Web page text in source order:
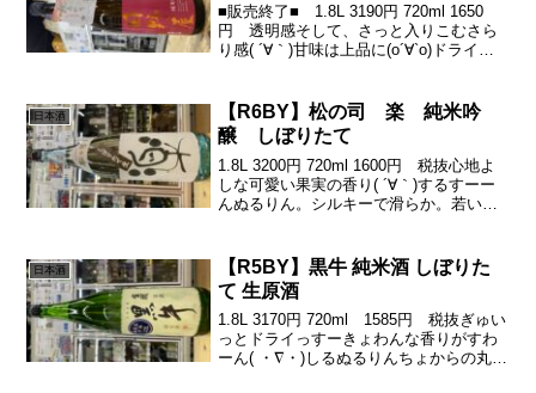
■販売終了■ 1.8L 3190円 720ml 1650
円 透明感そして、さっと入りこむさら
り感( ´∀｀)甘味は上品に(о´∀`о)ドライに
屋』グラスに注ぐ...
日本酒
【R6BY】松の司 楽 純米吟
醸 しぼりたて
1.8L 3200円 720ml 1600円 税抜心地よ
しな可愛い果実の香り( ´∀｀)するすーー
んぬるりん。シルキーで滑らか。若いメ
る。疲れないけど、味の中核はブレの
な...
日本酒
【R5BY】黒牛 純米酒 しぼりた
て 生原酒
1.8L 3170円 720ml 1585円 税抜ぎゅい
っとドライっすーきょわんな香りがすわ
ーん( ・∇・)しるぬるりんちょからの丸い